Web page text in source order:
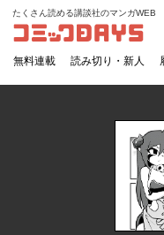
コミックDAYS
たくさん読める講談社のマンガWEB
無料連載 読み切り・新人